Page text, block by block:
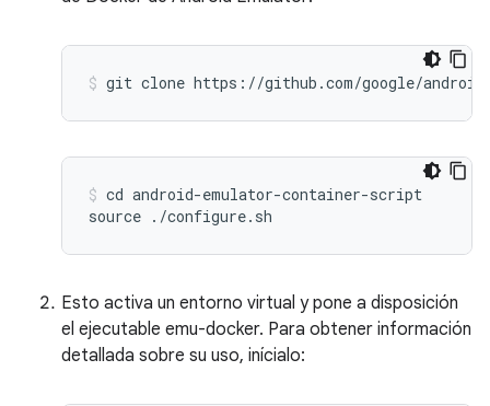
cd android-emulator-container-script
Esto activa un entorno virtual y pone a disposición
el ejecutable emu-docker. Para obtener información
detallada sobre su uso, inícialo: